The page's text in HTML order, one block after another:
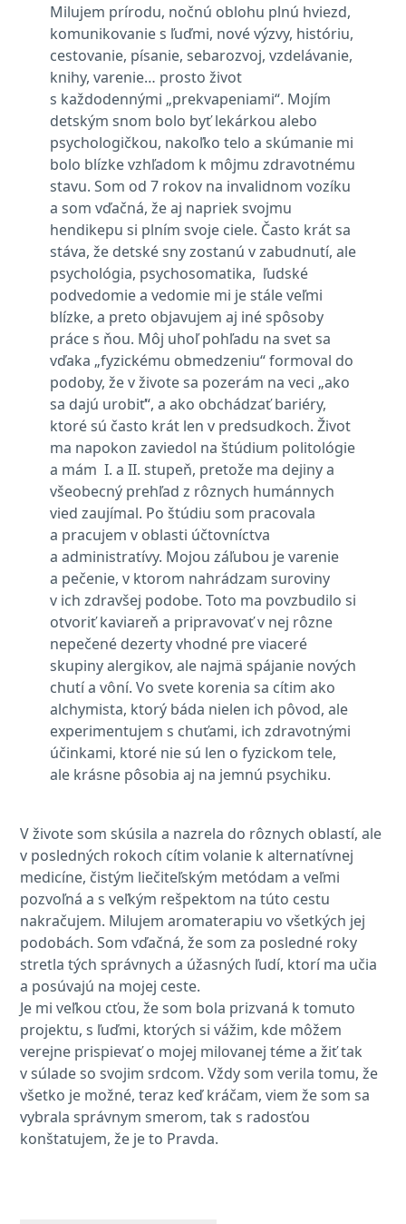
Milujem prírodu, nočnú oblohu plnú hviezd,
komunikovanie s ľuďmi, nové výzvy, históriu,
cestovanie, písanie, sebarozvoj, vzdelávanie,
knihy, varenie… prosto život
s každodennými „prekvapeniami“. Mojím
detským snom bolo byť lekárkou alebo
psychologičkou, nakoľko telo a skúmanie mi
bolo blízke vzhľadom k môjmu zdravotnému
stavu. Som od 7 rokov na invalidnom vozíku
a som vďačná, že aj napriek svojmu
hendikepu si plním svoje ciele. Často krát sa
stáva, že detské sny zostanú v zabudnutí, ale
psychológia, psychosomatika, ľudské
podvedomie a vedomie mi je stále veľmi
blízke, a preto objavujem aj iné spôsoby
práce s ňou. Môj uhoľ pohľadu na svet sa
vďaka „fyzickému obmedzeniu“ formoval do
podoby, že v živote sa pozerám na veci „ako
sa dajú urobiť“, a ako obchádzať bariéry,
ktoré sú často krát len v predsudkoch. Život
ma napokon zaviedol na štúdium politológie
a mám I. a II. stupeň, pretože ma dejiny a
všeobecný prehľad z rôznych humánnych
vied zaujímal. Po štúdiu som pracovala
a pracujem v oblasti účtovníctva
a administratívy. Mojou záľubou je varenie
a pečenie, v ktorom nahrádzam suroviny
v ich zdravšej podobe. Toto ma povzbudilo si
otvoriť kaviareň a pripravovať v nej rôzne
nepečené dezerty vhodné pre viaceré
skupiny alergikov, ale najmä spájanie nových
chutí a vôní. Vo svete korenia sa cítim ako
alchymista, ktorý báda nielen ich pôvod, ale
experimentujem s chuťami, ich zdravotnými
účinkami, ktoré nie sú len o fyzickom tele,
ale krásne pôsobia aj na jemnú psychiku.
V živote som skúsila a nazrela do rôznych oblastí, ale
v posledných rokoch cítim volanie k alternatívnej
medicíne, čistým liečiteľským metódam a veľmi
pozvoľná a s veľkým rešpektom na túto cestu
nakračujem. Milujem aromaterapiu vo všetkých jej
podobách. Som vďačná, že som za posledné roky
stretla tých správnych a úžasných ľudí, ktorí ma učia
a posúvajú na mojej ceste.
Je mi veľkou cťou, že som bola prizvaná k tomuto
projektu, s ľuďmi, ktorých si vážim, kde môžem
verejne prispievať o mojej milovanej téme a žiť tak
v súlade so svojim srdcom. Vždy som verila tomu, že
všetko je možné, teraz keď kráčam, viem že som sa
vybrala správnym smerom, tak s radosťou
konštatujem, že je to Pravda.